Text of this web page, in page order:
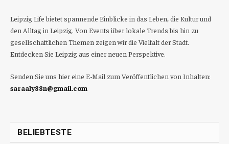
Leipzig Life bietet spannende Einblicke in das Leben, die Kultur und
den Alltag in Leipzig. Von Events über lokale Trends bis hin zu
gesellschaftlichen Themen zeigen wir die Vielfalt der Stadt.
Entdecken Sie Leipzig aus einer neuen Perspektive.
Senden Sie uns hier eine E-Mail zum Veröffentlichen von Inhalten:
saraaly88n@gmail.com
BELIEBTESTE